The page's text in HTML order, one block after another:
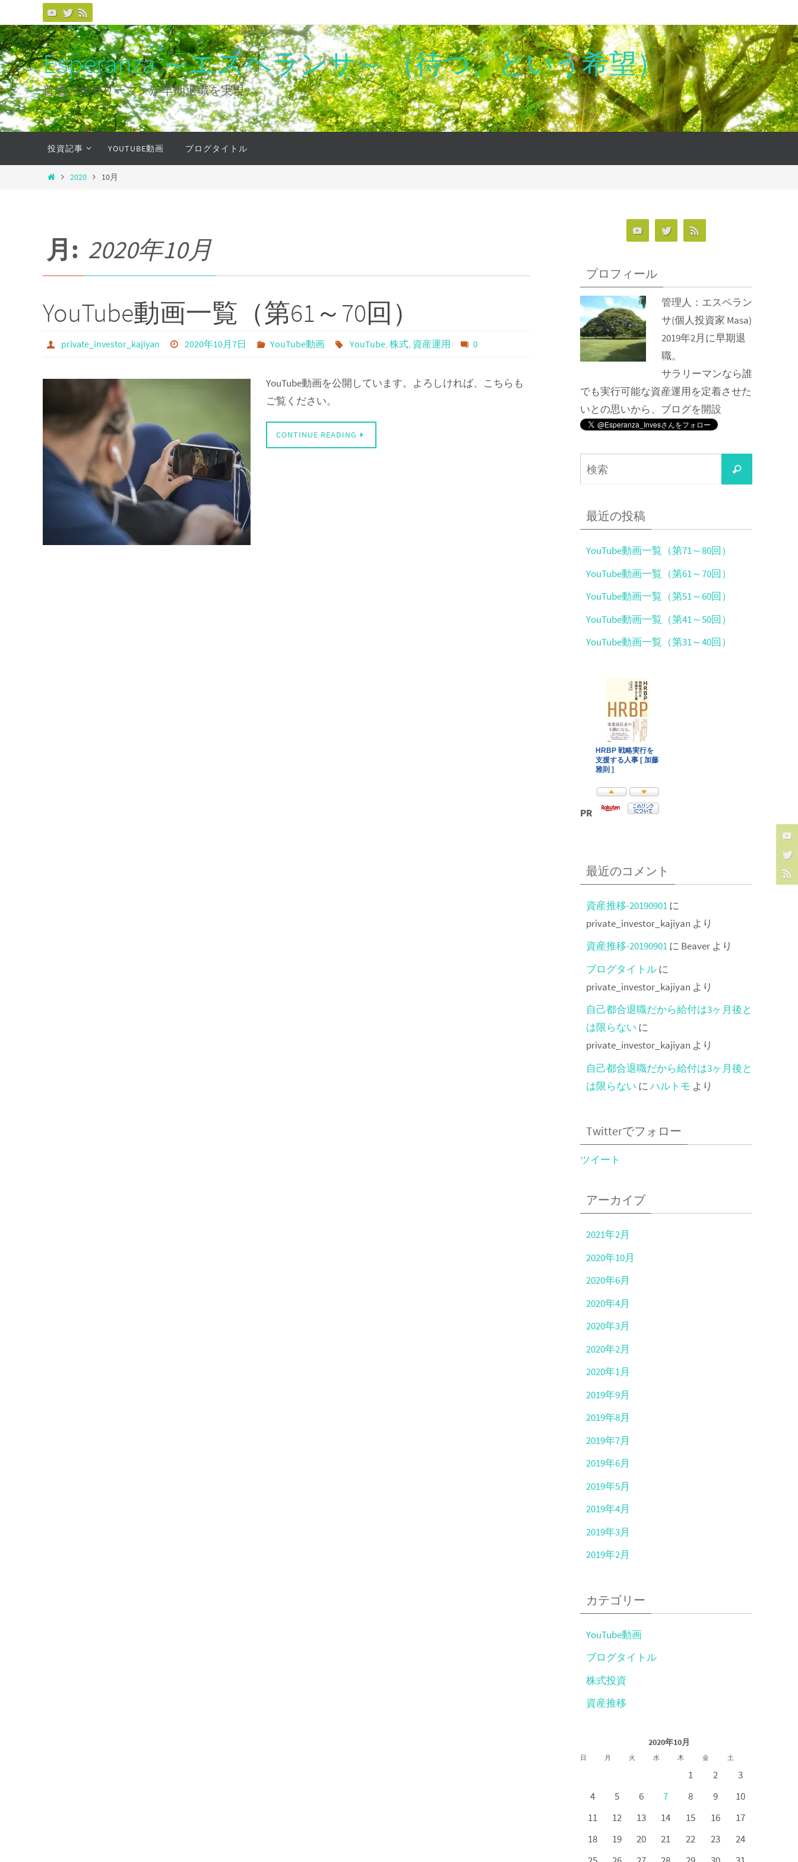
ン
テ
ン
ツ
へ
ス
キ
プ
Esperanza ～エスペランサ～ （待つ、という希望）
普通のサラリーマンが早期退職を実現
テ
投資記事 YOUTUBE動画 ブログタイトル
ホ 2020 10月
月: 2020年10月
YouTube動画一覧（第61～70回）
private_investor_kajiyan 2020年10月7日 YouTube動画 YouTube, 株式, 資産運用 0
YouTube動画を公開しています。よろしければ、こちらも
ご覧ください。
CONTINUE READING
プロフィール
管理人： エスペラン
サ(個人投資家 Masa)
2019年2月に早期退
職。
サラリーマンなら誰
でも実行可能な資産運用を定着させた
いとの思いから、ブログを開設
検
索
最近の投稿
YouTube動画一覧（第71～80回）
YouTube動画一覧（第61～70回）
YouTube動画一覧（第51～60回）
YouTube動画一覧（第41～50回）
YouTube動画一覧（第31～40回）
PR
最近のコメント
資産推移-20190901に
private_investor_kajiyan より
資産推移-20190901に Beaver より
ブログタイトルに
private_investor_kajiyan より
自己都合退職だから給付は3ヶ月後と
は限らない に
private_investor_kajiyan より
自己都合退職だから給付は3ヶ月後と
は限らない にハルトモ より
Twitterでフォロー
ツイート
アーカイブ
2021年2月
2020年10月
2020年6月
2020年4月
2020年3月
2020年2月
2020年1月
2019年9月
2019年8月
2019年7月
2019年6月
2019年5月
2019年4月
2019年3月
2019年2月
カテゴリー
YouTube動画
ブログタイトル
株式投資
資産推移
2020年10月
日 月 火 水 木 金 土
1 2
3
4
5 6 7 8 9
10
11
12 13 14 15 16
17
18
19 20 21 22 23
24